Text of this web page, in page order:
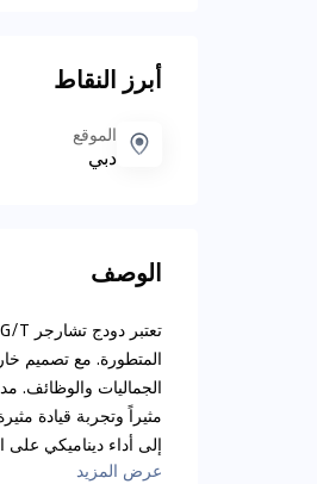
أبرز النقاط
الموقع
دبي
الوصف
المتطورة. مع تصميم
مثيراً وتجربة قيادة
إلى أداء ديناميكي على
عرض المزيد